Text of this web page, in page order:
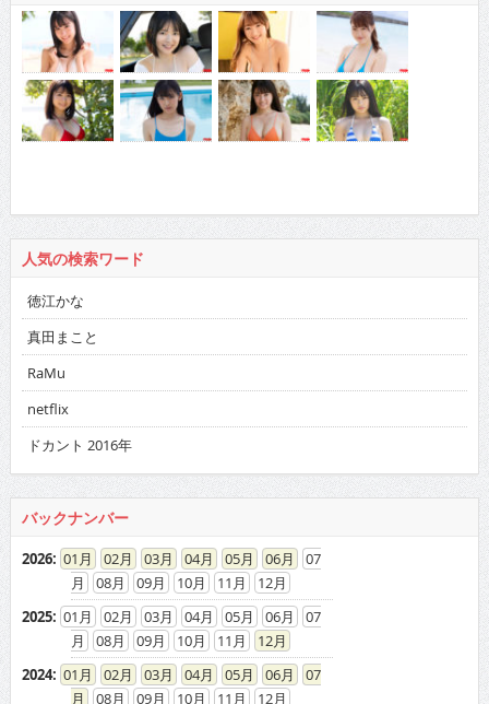
人気の検索ワード
徳江かな
真田まこと
RaMu
netflix
ドカント 2016年
バックナンバー
2026: 01 02 03 04 05 06
07
08
09 10 11
12
2025: 01 02 03 04 05 06
07
08
09 10 11
12
2024: 01 02 03 04 05 06
07
08
09 10 11
12